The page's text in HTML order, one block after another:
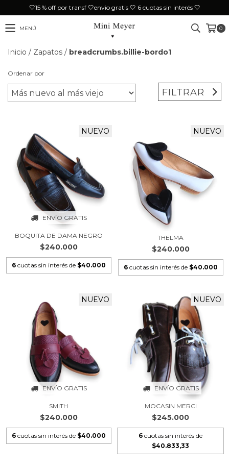
🤍15 % off por transf 🤍envio gratis 🤍 6 cuotas sin interés 🤍
MENÚ 0
Inicio / Zapatos / breadcrumbs.billie-bordo1
Ordenar por
FILTRAR
ENVÍO GRATIS
NUEVO
BOQUITA DE DAMA NEGRO
$240.000
6 cuotas sin interés de $40.000
NUEVO
THELMA
$240.000
6 cuotas sin interés de $40.000
ENVÍO GRATIS
NUEVO
SMITH
$240.000
6 cuotas sin interés de $40.000
ENVÍO GRATIS
NUEVO
MOCASIN MERCI
$245.000
6 cuotas sin interés de
$40.833,33